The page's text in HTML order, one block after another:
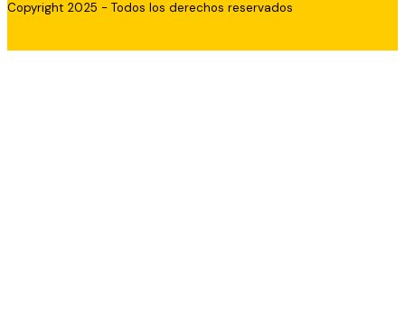
Copyright 2025 - Todos los derechos reservados